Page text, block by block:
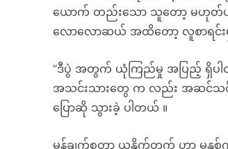
ယောက် တည်းသော သူတော့ မဟုတ်ပါဘူ
လောလောဆယ် အထိတော့ လူစာရင်း
“ဒီပွဲ အတွက် ယုံကြည်မှု အပြည့် ရှိပါတ
အသင်းသားတွေ က လည်း အဆင်သင့် ဖ
ပြောဆို သွားခဲ့ ပါတယ် ။
မန်ချက်စတာ ယူနိုက်တက် ဟာ မနှစ်က